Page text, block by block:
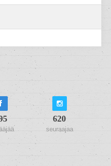
620
seuraajaa